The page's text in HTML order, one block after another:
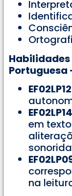
Habilidades
Portuguesa
EF02LP12
EF02LP14
em
na